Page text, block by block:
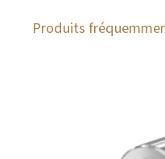
Produits